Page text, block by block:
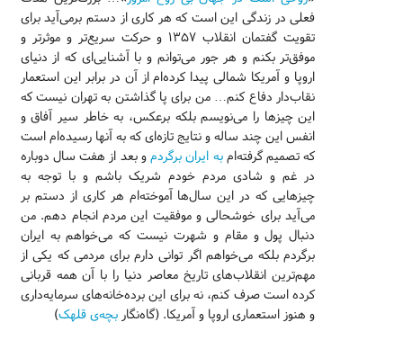
فعلی در زندگی این است که هر کاری از دستم برمی‌آید برای
تقویت گفتمان انقلاب ۱۳۵۷ و حرکت سریع‌تر و موثرتر و
موفق‌تر بکنم و هر جور می‌توانم و با آشنایی‌ای که از دنیای
اروپا و آمریکا شمالی پیدا کرده‌ام از آن در برابر این استعمار
نقاب‌دار دفاع کنم… من برای پا گذاشتن به تهران نیست که
این چیزها را می‌نویسم بلکه برعکس، به خاطر سیر آفاق و
انفس این چند ساله و نتایج تازه‌ای که به آنها رسیده‌ام است
که تصمیم گرفته‌امبه ایران برگردمو بعد از هفت سال دوباره
در غم و شادی مردم خودم شریک باشم و با توجه به
چیزهایی که در این سال‌ها آموخته‌ام هر کاری از دستم بر
می‌آید برای خوشحالی و موفقیت این مردم انجام دهم. من
دنبال پول و مقام و شهرت نیست که می‌خواهم به ایران
برگردم بلکه می‌خواهم اگر توانی دارم برای مردمی که یکی از
مهم‌ترین انقلاب‌های تاریخ معاصر دنیا را با آن همه قربانی
کرده است صرف کنم، نه برای این برده‌خانه‌های سرمایه‌داری
و هنوز استعماری اروپا و آمریکا. (گاه‌نگار بچه‌ی قلهک)